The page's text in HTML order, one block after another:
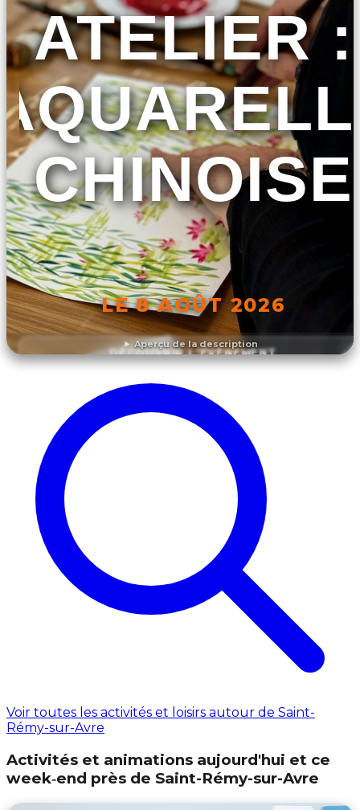
Aperçu de la description
ATELIER :
CHINOISE
LE 8 AOÛT 2026
DÉCOUVRIR L'ÉVÉNEMENT
Voir toutes les activités et loisirs autour de Saint-
Rémy-sur-Avre
Activités et animations aujourd'hui et ce
week‑end près de Saint-Rémy-sur-Avre